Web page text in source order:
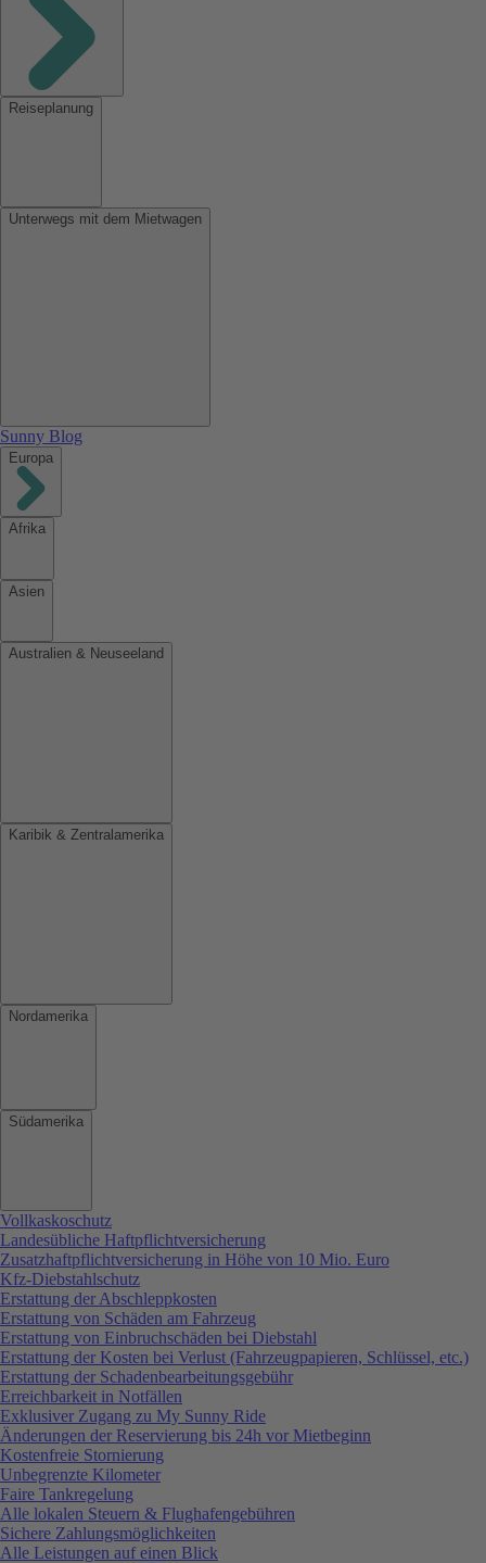
Reiseplanung
Unterwegs mit dem Mietwagen
Sunny Blog
Europa
Afrika
Asien
Australien & Neuseeland
Karibik & Zentralamerika
Nordamerika
Südamerika
Vollkaskoschutz
Landesübliche Haftpflichtversicherung
Zusatzhaftpflichtversicherung in Höhe von 10 Mio. Euro
Kfz-Diebstahlschutz
Erstattung der Abschleppkosten
Erstattung von Schäden am Fahrzeug
Erstattung von Einbruchschäden bei Diebstahl
Erstattung der Kosten bei Verlust (Fahrzeugpapieren, Schlüssel, etc.)
Erstattung der Schadenbearbeitungsgebühr
Erreichbarkeit in Notfällen
Exklusiver Zugang zu My Sunny Ride
Änderungen der Reservierung bis 24h vor Mietbeginn
Kostenfreie Stornierung
Unbegrenzte Kilometer
Faire Tankregelung
Alle lokalen Steuern & Flughafengebühren
Sichere Zahlungsmöglichkeiten
Alle Leistungen auf einen Blick